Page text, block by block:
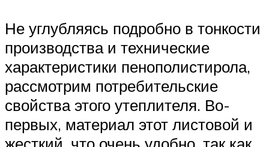
Не углубляясь подробно в тонкости
производства и технические
характеристики пенополистирола,
рассмотрим потребительские
свойства этого утеплителя. Во-
первых, материал этот листовой и